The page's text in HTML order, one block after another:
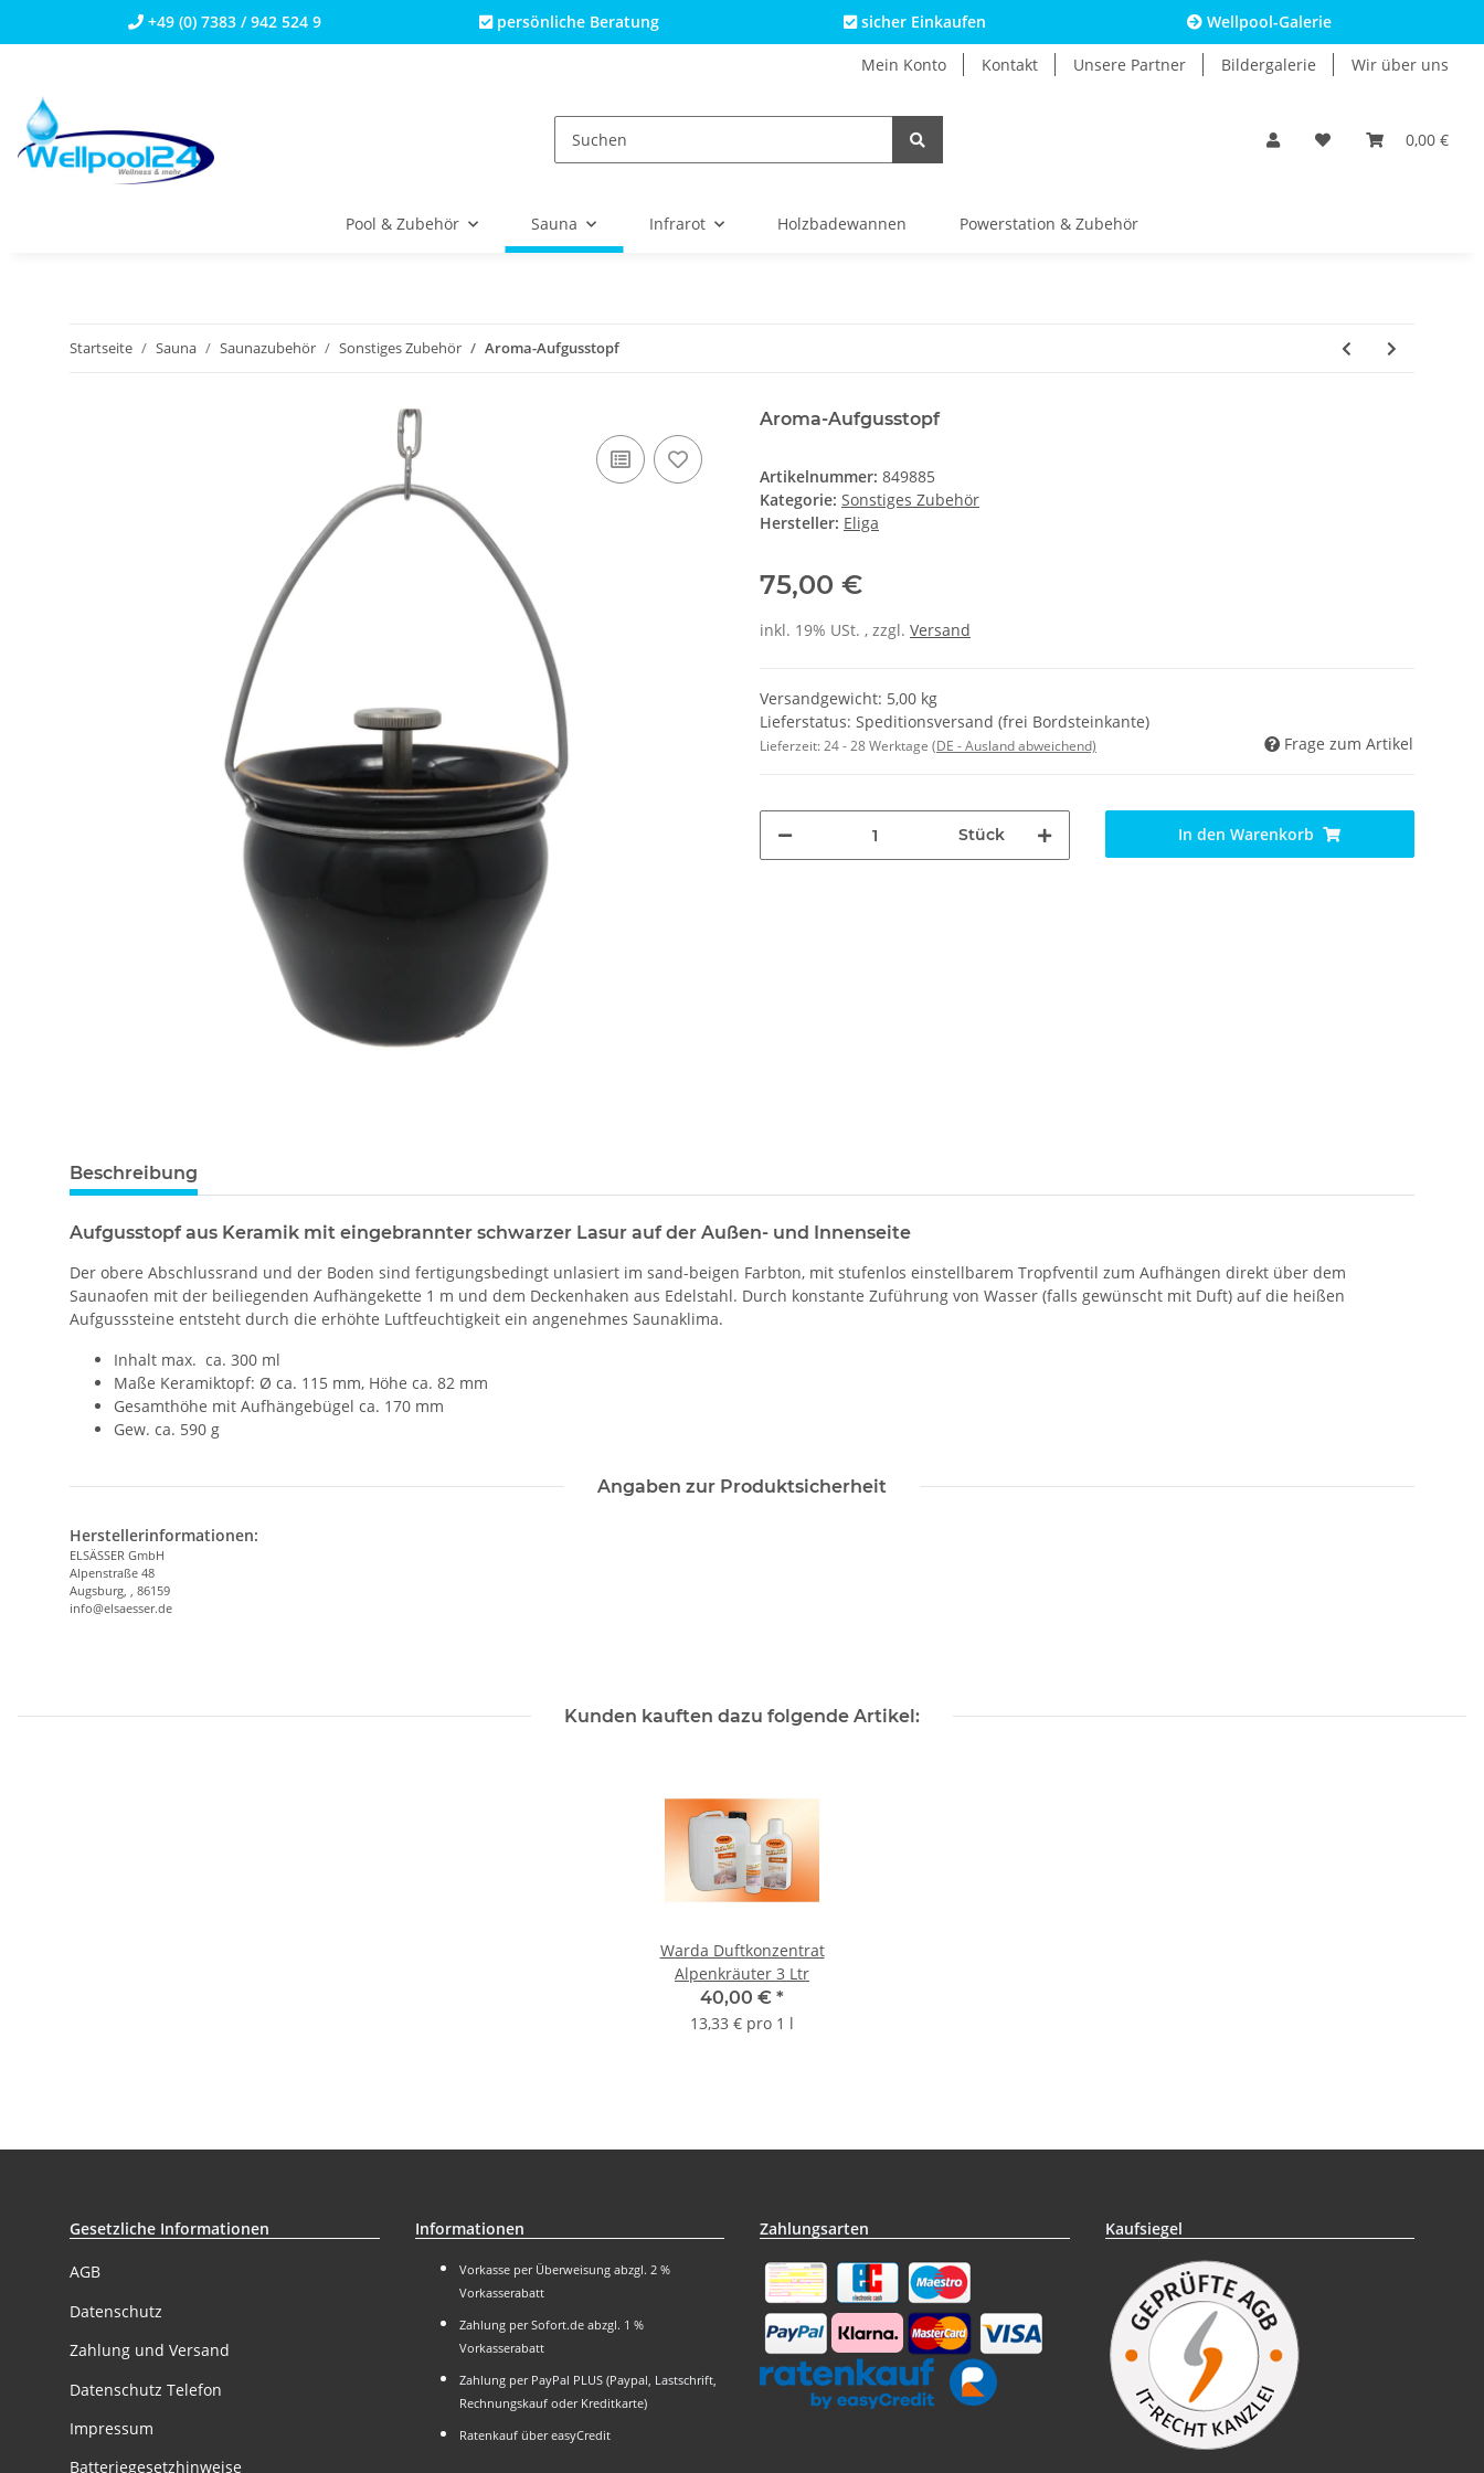
+49 (0) 7383 / 942 524 9 persönliche Beratung sicher Einkaufen Wellpool-Galerie
Mein Konto Kontakt Unsere Partner Bildergalerie Wir über uns
0,00 €
Pool & Zubehör Sauna Infrarot Holzbadewannen Powerstation & Zubehör
Startseite Sauna Saunazubehör Sonstiges Zubehör Aroma-Aufgusstopf
Aroma-Aufgusstopf
Artikelnummer: 849885
Kategorie: Sonstiges Zubehör
Hersteller: Eliga
75,00 €
inkl. 19% USt. , zzgl. Versand
Versandgewicht: 5,00 kg
Lieferstatus: Speditionsversand (frei Bordsteinkante)
Lieferzeit:24 - 28 Werktage (DE - Ausland abweichend) Frage zum Artikel
Stück In den Warenkorb
Beschreibung
Aufgusstopf aus Keramik mit eingebrannter schwarzer Lasur auf der Außen- und Innenseite
Der obere Abschlussrand und der Boden sind fertigungsbedingt unlasiert im sand-beigen Farbton, mit stufenlos einstellbarem Tropfventil zum Aufhängen direkt über dem
Saunaofen mit der beiliegenden Aufhängekette 1 m und dem Deckenhaken aus Edelstahl. Durch konstante Zuführung von Wasser (falls gewünscht mit Duft) auf die heißen
Aufgusssteine entsteht durch die erhöhte Luftfeuchtigkeit ein angenehmes Saunaklima.
Inhalt max. ca. 300 ml
Maße Keramiktopf: Ø ca. 115 mm, Höhe ca. 82 mm
Gesamthöhe mit Aufhängebügel ca. 170 mm
Gew. ca. 590 g
Angaben zur Produktsicherheit
Herstellerinformationen:
ELSÄSSER GmbH
Alpenstraße 48
Augsburg, , 86159
info@elsaesser.de
Kunden kauften dazu folgende Artikel:
Warda Duftkonzentrat
Alpenkräuter 3 Ltr
40,00 € *
13,33 € pro 1 l
Gesetzliche Informationen
AGB
Datenschutz
Zahlung und Versand
Datenschutz Telefon
Impressum
Batteriegesetzhinweise
Informationen
Vorkasse per Überweisung abzgl. 2 %
Vorkasserabatt
Zahlung per Sofort.de abzgl. 1 %
Vorkasserabatt
Zahlung per PayPal PLUS (Paypal, Lastschrift,
Rechnungskauf oder Kreditkarte)
Ratenkauf über easyCredit
Zahlungsarten Kaufsiegel